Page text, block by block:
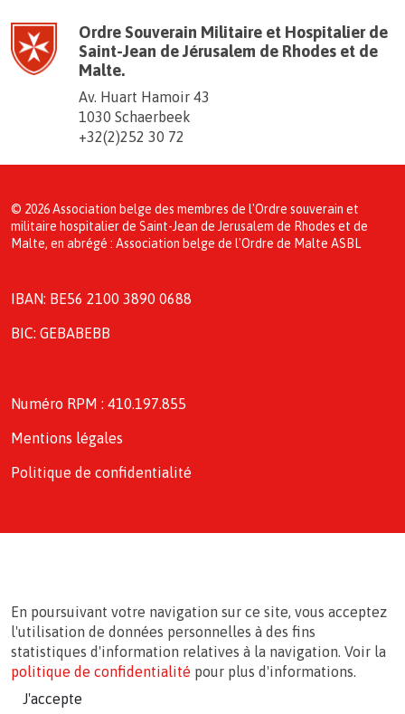
Ordre Souverain Militaire et Hospitalier de
Saint-Jean de Jérusalem de Rhodes et de
Malte.
Av. Huart Hamoir 43
1030 Schaerbeek
+32(2)252 30 72
© 2026 Association belge des membres de l'Ordre souverain et
militaire hospitalier de Saint-Jean de Jerusalem de Rhodes et de
Malte, en abrégé : Association belge de l'Ordre de Malte ASBL
IBAN: BE56 2100 3890 0688
BIC: GEBABEBB
Numéro RPM : 410.197.855
Mentions légales
Politique de confidentialité
En poursuivant votre navigation sur ce site, vous acceptez
l'utilisation de données personnelles à des fins
statistiques d'information relatives à la navigation. Voir la
politique de confidentialité pour plus d'informations.
J'accepte